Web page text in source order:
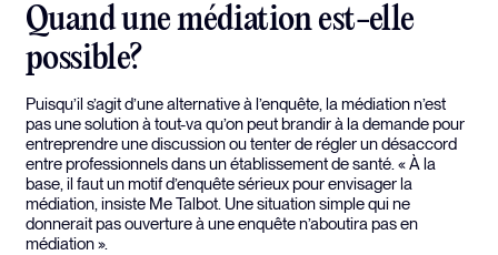
Quand une médiation est-elle
possible?
Puisqu’il s’agit d’une alternative à l’enquête, la médiation n’est
pas une solution à tout-va qu’on peut brandir à la demande pour
entreprendre une discussion ou tenter de régler un désaccord
entre professionnels dans un établissement de santé. « À la
base, il faut un motif d’enquête sérieux pour envisager la
médiation, insiste Me Talbot. Une situation simple qui ne
donnerait pas ouverture à une enquête n’aboutira pas en
médiation ».